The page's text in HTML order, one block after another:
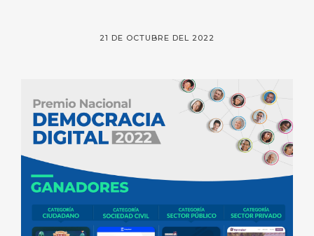
21 DE OCTUBRE DEL 2022